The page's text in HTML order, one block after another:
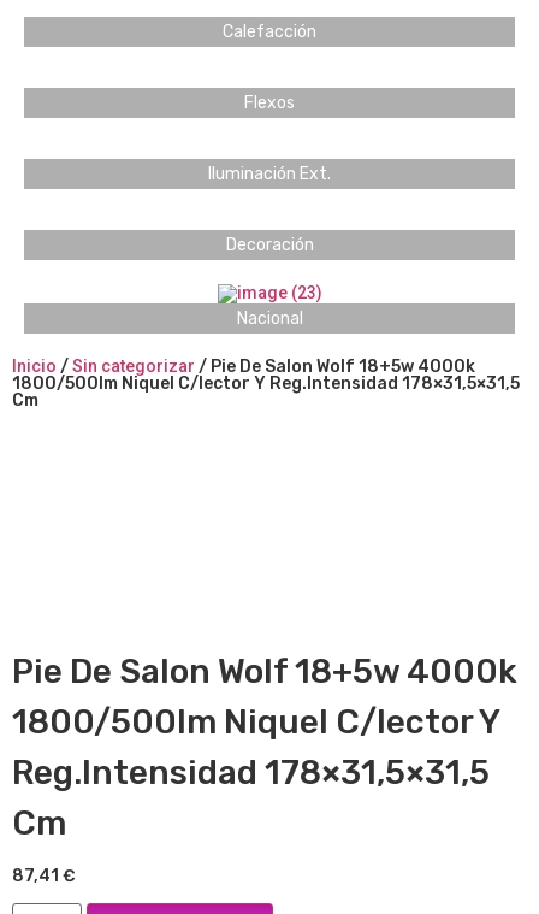
Calefacción
Flexos
Iluminación Ext.
Decoración
Nacional
Inicio /Sin categorizar / Pie De Salon Wolf 18+5w 4000k
1800/500lm Niquel C/lector Y Reg.Intensidad 178×31,5×31,5
Cm
Pie De Salon Wolf 18+5w 4000k
1800/500lm Niquel C/lector Y
Reg.Intensidad 178×31,5×31,5
Cm
87,41 €